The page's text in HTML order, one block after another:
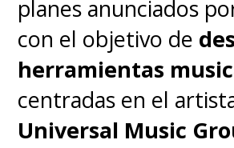
planes anunciados
con el objetivo de
herramientas
centradas en el
Universal Music